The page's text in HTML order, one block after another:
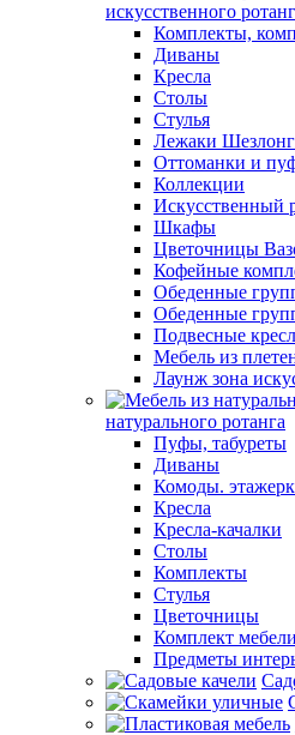
искусственного
Комплекты,
Диваны
Кресла
Столы
Стулья
Лежаки
Оттоманки и
Коллекции
Искусственный
Шкафы
Цветочницы
Кофейные
Обеденные
Обеденные
Подвесные
Мебель из
Лаунж зона
натурального ротанга
Пуфы, табуреты
Диваны
Комоды.
Кресла
Кресла-качалки
Столы
Комплекты
Стулья
Цветочницы
Комплект
Предметы